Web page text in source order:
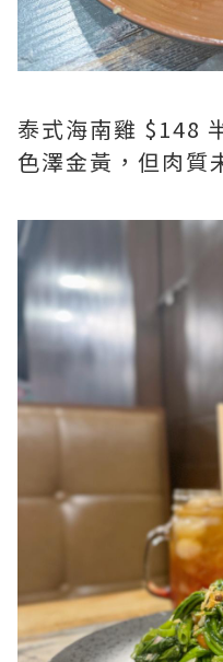
泰式海南雞 $148
色澤金黃，但肉質